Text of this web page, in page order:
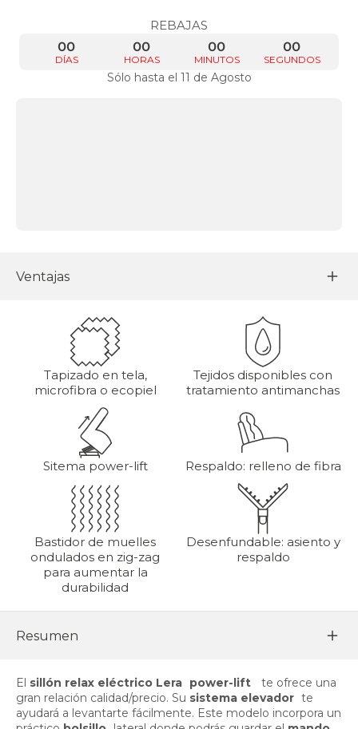
REBAJAS
DÍAS
00
HORAS
00
MINUTOS
00
SEGUNDOS
00
Sólo hasta el 11 de Agosto
Ventajas
Tapizado en tela,
microfibra o ecopiel
Tejidos disponibles con
tratamiento antimanchas
Sitema power-lift Respaldo: relleno de fibra
Bastidor de muelles
ondulados en zig-zag
para aumentar la
durabilidad
Desenfundable: asiento y
respaldo
Resumen
El sillón relax eléctrico Lera power-lift
te ofrece una
gran relación calidad/precio. Su sistema elevador te
ayudará a levantarte fácilmente. Este modelo incorpora un